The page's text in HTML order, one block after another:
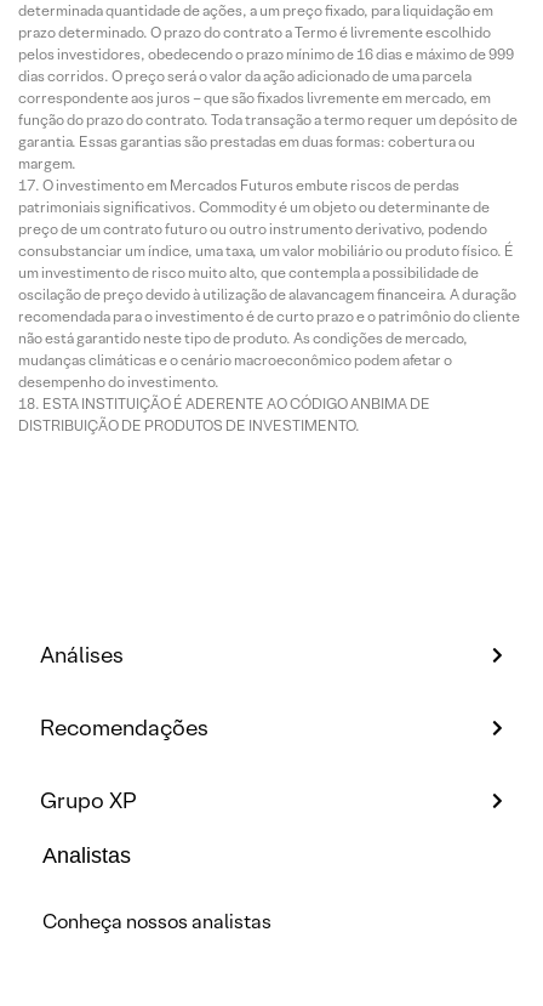
determinada quantidade de ações, a um preço fixado, para liquidação em
prazo determinado. O prazo do contrato a Termo é livremente escolhido
pelos investidores, obedecendo o prazo mínimo de 16 dias e máximo de 999
dias corridos. O preço será o valor da ação adicionado de uma parcela
correspondente aos juros – que são fixados livremente em mercado, em
função do prazo do contrato. Toda transação a termo requer um depósito de
garantia. Essas garantias são prestadas em duas formas: cobertura ou
margem.
O investimento em Mercados Futuros embute riscos de perdas
patrimoniais significativos. Commodity é um objeto ou determinante de
preço de um contrato futuro ou outro instrumento derivativo, podendo
consubstanciar um índice, uma taxa, um valor mobiliário ou produto físico. É
um investimento de risco muito alto, que contempla a possibilidade de
oscilação de preço devido à utilização de alavancagem financeira. A duração
recomendada para o investimento é de curto prazo e o patrimônio do cliente
não está garantido neste tipo de produto. As condições de mercado,
mudanças climáticas e o cenário macroeconômico podem afetar o
desempenho do investimento.
ESTA INSTITUIÇÃO É ADERENTE AO CÓDIGO ANBIMA DE
DISTRIBUIÇÃO DE PRODUTOS DE INVESTIMENTO.
Análises
Recomendações
Grupo XP
Analistas
Conheça nossos analistas